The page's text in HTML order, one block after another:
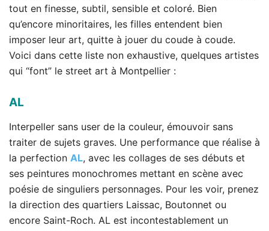
tout en finesse, subtil, sensible et coloré. Bien
qu’encore minoritaires, les filles entendent bien
imposer leur art, quitte à jouer du coude à coude.
Voici dans cette liste non exhaustive, quelques artistes
qui “font” le street art à Montpellier :
AL
Interpeller sans user de la couleur, émouvoir sans
traiter de sujets graves. Une performance que réalise à
la perfection AL, avec les collages de ses débuts et
ses peintures monochromes mettant en scène avec
poésie de singuliers personnages. Pour les voir, prenez
la direction des quartiers Laissac, Boutonnet ou
encore Saint-Roch. AL est incontestablement un